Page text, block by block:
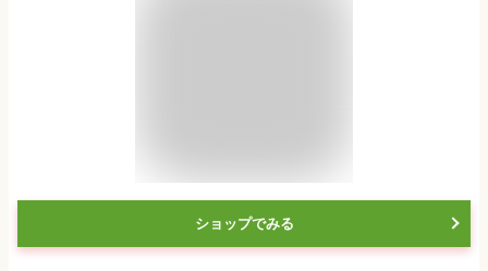
ショップでみる